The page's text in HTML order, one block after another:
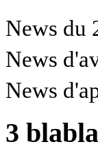
News du
News
News
3